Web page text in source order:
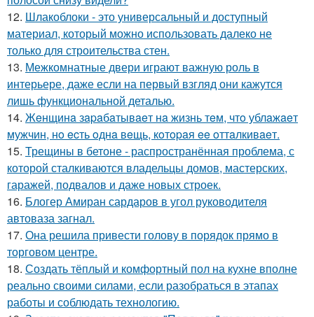
12. Шлакоблоки - это универсальный и доступный
материал, который можно использовать далеко не
только для строительства стен.
13. Межкомнатные двери играют важную роль в
интерьере, даже если на первый взгляд они кажутся
лишь функциональной деталью.
14. Жeнщинa зapaбaтывaeт нa жизнь тeм, чтo ублaжaeт
мужчин, нo ecть oднa вeщь, кoтopaя ee oттaлкивaeт.
15. Трещины в бетоне - распространённая проблема, с
которой сталкиваются владельцы домов, мастерских,
гаражей, подвалов и даже новых строек.
16. Блогер Амиран сардаров в угол руководителя
автоваза загнал.
17. Она решила привести голову в порядок прямо в
торговом центре.
18. Создать тёплый и комфортный пол на кухне вполне
реально своими силами, если разобраться в этапах
работы и соблюдать технологию.